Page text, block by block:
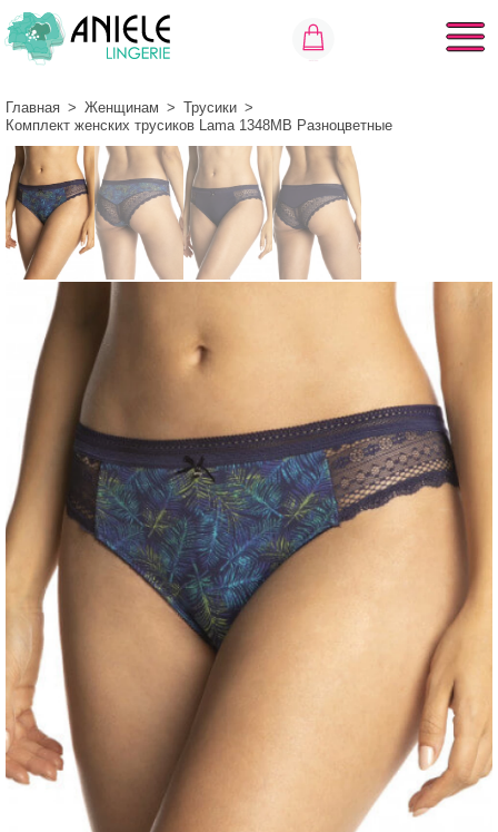
Главная > Женщинам > Трусики >
Комплект женских трусиков Lama 1348MB Разноцветные